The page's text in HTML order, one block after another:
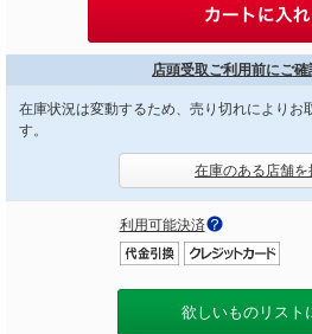
店頭受取ご利用前にご
在庫状況は変動するため、売り切れによりお
す。
在庫のある店舗を
利用可能決済
欲しいものリスト